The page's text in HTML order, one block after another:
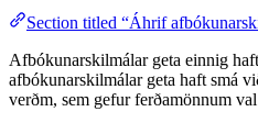
Section titled “Áhrif
Afbókunarskilmálar geta einnig
afbókunarskilmálar geta haft smá
verðm, sem gefur ferðamönnum